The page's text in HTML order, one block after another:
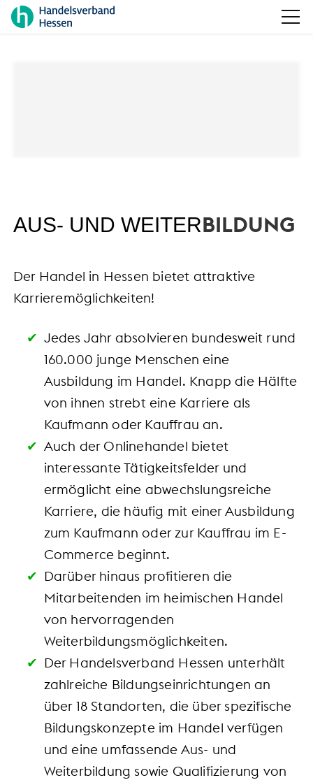
AUS- UND WEITERBILDUNG
Der Handel in Hessen bietet attraktive
Karrieremöglichkeiten!
Jedes Jahr absolvieren bundesweit rund
160.000 junge Menschen eine
Ausbildung im Handel. Knapp die Hälfte
von ihnen strebt eine Karriere als
Kaufmann oder Kauffrau an.
Auch der Onlinehandel bietet
interessante Tätigkeitsfelder und
ermöglicht eine abwechslungsreiche
Karriere, die häufig mit einer Ausbildung
zum Kaufmann oder zur Kauffrau im E-
Commerce beginnt.
Darüber hinaus profitieren die
Mitarbeitenden im heimischen Handel
von hervorragenden
Weiterbildungsmöglichkeiten.
Der Handelsverband Hessen unterhält
zahlreiche Bildungseinrichtungen an
über 18 Standorten, die über spezifische
Bildungskonzepte im Handel verfügen
und eine umfassende Aus- und
Weiterbildung sowie Qualifizierung von